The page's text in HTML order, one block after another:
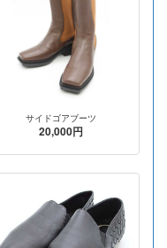
サイドゴアブーツ
20,000円